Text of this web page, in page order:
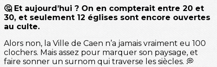
🤔 Et aujourd’hui ? On en compterait entre 20 et
30, et seulement 12 églises sont encore ouvertes
au culte.
Alors non, la Ville de Caen n’a jamais vraiment eu 100
clochers. Mais assez pour marquer son paysage, et
faire sonner un surnom qui traverse les siècles. 💭